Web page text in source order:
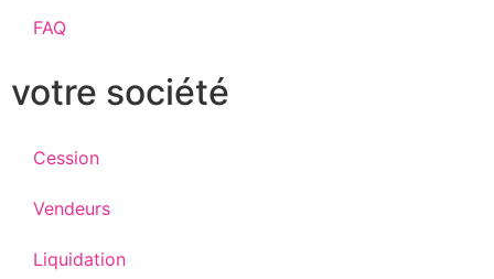
FAQ
votre société
Cession
Vendeurs
Liquidation